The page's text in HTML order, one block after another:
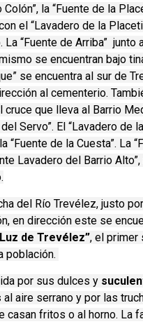
la “Fuente de la
el “Lavadero de la
La “Fuente de Arriba” junto
se encuentran bajo
se encuentra al sur de
al cementerio.
cruce que lleva al Barrio
Servo”. El “Lavadero de
“Fuente de la Cuesta”. La
Lavadero del Barrio
del Río Trevélez, justo
en dirección este se
de Trevélez”, el primer
población.
por sus dulces y
al aire serrano y por las
casan fritos o al horno. La